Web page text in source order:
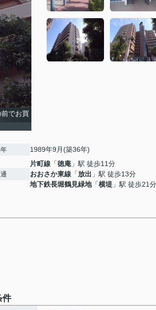
でお買
1989年9月(築36年)
片町線 「徳庵 」駅 徒歩11分
おおさか東線 「放出 」駅 徒歩13分
地下鉄長堀鶴見緑地「横堤 」駅 徒歩21分
件